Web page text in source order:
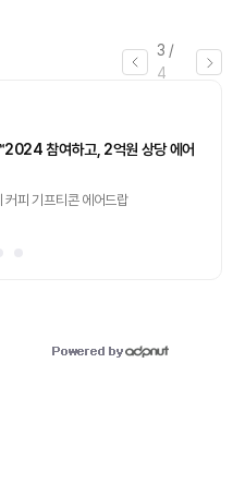
3 /
4
참여하고, 2억원 상당 에어
피 기프티콘 에어드랍